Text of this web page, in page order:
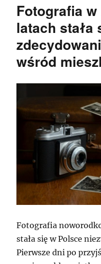
Fotografia w
latach stała
wśród
Fotografia
stała się w Polsce
Pierwsze dni po